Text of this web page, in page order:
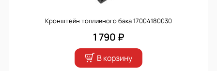
Кронштейн топливного бака 17004180030
1 790 ₽
В корзину